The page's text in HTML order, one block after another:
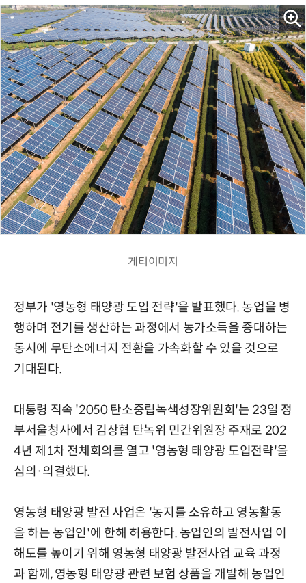
게티이미지
정부가 '영농형 태양광 도입 전략'을 발표했다. 농업을 병
행하며 전기를 생산하는 과정에서 농가소득을 증대하는
동시에 무탄소에너지 전환을 가속화할 수 있을 것으로
기대된다.
대통령 직속 '2050 탄소중립녹색성장위원회'는 23일 정
부서울청사에서 김상협 탄녹위 민간위원장 주재로 202
4년 제1차 전체회의를 열고 '영농형 태양광 도입전략'을
심의·의결했다.
영농형 태양광 발전 사업은 '농지를 소유하고 영농활동
을 하는 농업인'에 한해 허용한다. 농업인의 발전사업 이
해도를 높이기 위해 영농형 태양광 발전사업 교육 과정
과 함께, 영농형 태양광 관련 보험 상품을 개발해 농업인